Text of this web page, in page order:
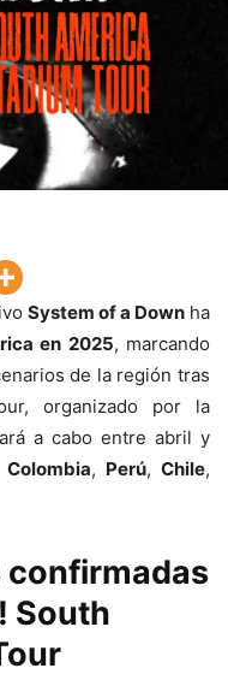
System of a Downha
en 2025, marcando
de la región tras
organizado por la
a cabo entre abril y
Colombia, Perú, Chile,
confirmadas
South